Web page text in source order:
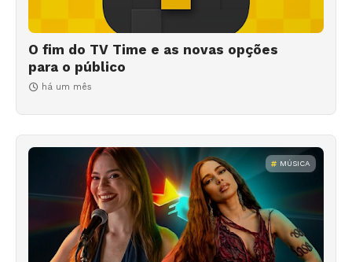
O fim do TV Time e as novas opções
para o público
há um mês
MÚSICA